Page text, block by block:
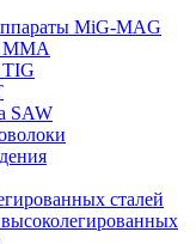
MiG-MAG
MMA
TIG
SAW
сталей